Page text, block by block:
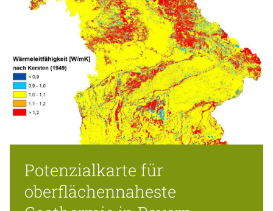
Potenzialkarte für
oberflächennaheste